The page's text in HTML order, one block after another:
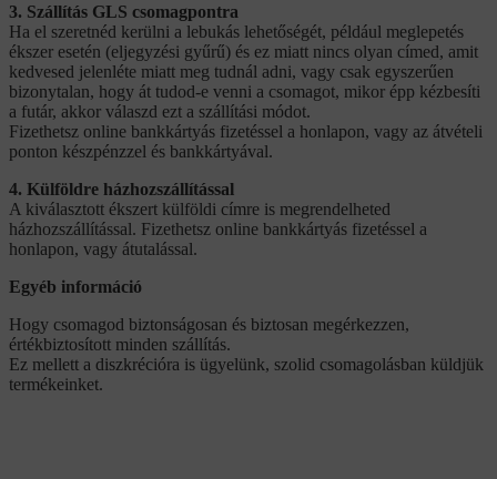
3. Szállítás GLS csomagpontra
Ha el szeretnéd kerülni a lebukás lehetőségét, például meglepetés
ékszer esetén (eljegyzési gyűrű) és ez miatt nincs olyan címed, amit
kedvesed jelenléte miatt meg tudnál adni, vagy csak egyszerűen
bizonytalan, hogy át tudod-e venni a csomagot, mikor épp kézbesíti
a futár, akkor válaszd ezt a szállítási módot.
Fizethetsz online bankkártyás fizetéssel a honlapon, vagy az átvételi
ponton készpénzzel és bankkártyával.
4. Külföldre házhozszállítással
A kiválasztott ékszert külföldi címre is megrendelheted
házhozszállítással. Fizethetsz online bankkártyás fizetéssel a
honlapon, vagy átutalással.
Egyéb információ
Hogy csomagod biztonságosan és biztosan megérkezzen,
értékbiztosított minden szállítás.
Ez mellett a diszkrécióra is ügyelünk, szolid csomagolásban küldjük
termékeinket.